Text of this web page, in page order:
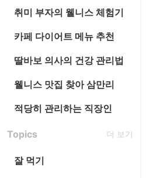
취미 부자의 웰니스 체험기
카페 다이어트 메뉴 추천
딸바보 의사의 건강 관리법
웰니스 맛집 찾아 삼만리
적당히 관리하는 직장인
Topics 더 보기
잘 먹기